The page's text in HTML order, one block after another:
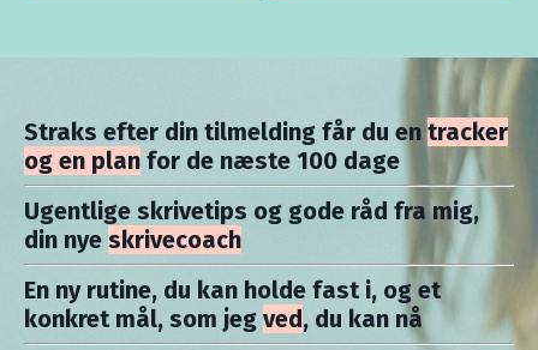
Straks efter din tilmelding får du en tracker
og en plan for de næste 100 dage
Ugentlige skrivetips og gode råd fra mig,
din nye skrivecoach
En ny rutine, du kan holde fast i, og et
konkret mål, som jeg ved, du kan nå